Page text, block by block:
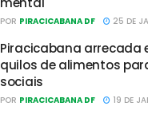
POR PIRACICABANA DF 25 DE
Piracicabana arrecada
quilos de alimentos
sociais
POR PIRACICABANA DF 19 DE